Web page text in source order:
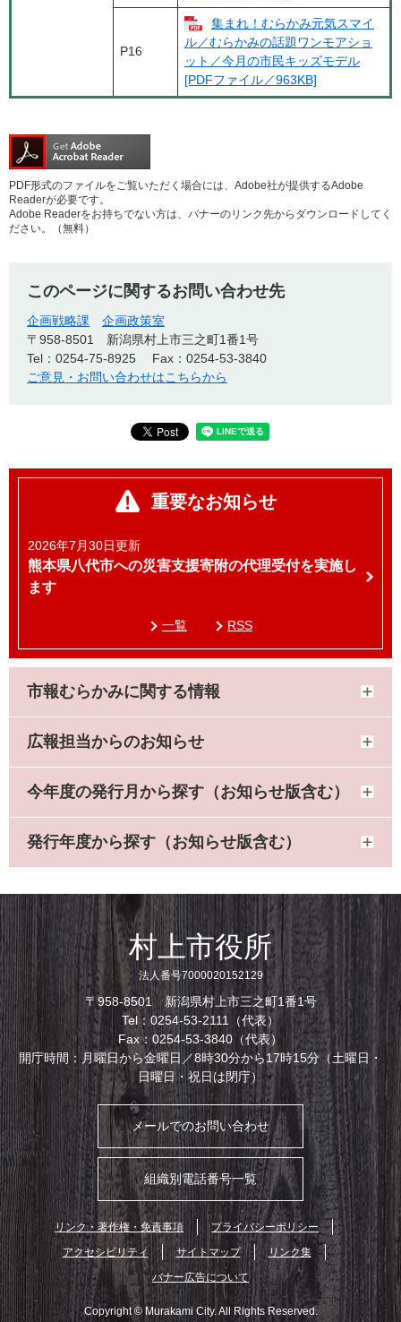
P16
集まれ！むらかみ元気スマイ
ル／むらかみの話題ワンモアショ
ット／今月の市民キッズモデル
[PDFファイル／963KB]
PDF形式のファイルをご覧いただく場合には、Adobe社が提供するAdobe
Readerが必要です。
Adobe Readerをお持ちでない方は、バナーのリンク先からダウンロードしてく
ださい。（無料）
このページに関するお問い合わせ先
企画戦略課
企画政策室
〒958-8501
新潟県村上市三之町1番1号
Tel：0254-75-8925
Fax：0254-53-3840
ご意見・お問い合わせはこちらから
重要なお知らせ
2026年7月30日更新
熊本県八代市への災害支援寄附の代理受付を実施し
ます
一覧 RSS
市報むらかみに関する情報
広報担当からのお知らせ
今年度の発行月から探す（お知らせ版含む）
発行年度から探す（お知らせ版含む）
村上市役所
法人番号7000020152129
〒958-8501 新潟県村上市三之町1番1号
Tel：0254-53-2111（代表）
Fax：0254-53-3840（代表）
開庁時間：月曜日から金曜日／8時30分から17時15分（土曜日・
日曜日・祝日は閉庁）
メールでのお問い合わせ
組織別電話番号一覧
リンク・著作権・免責事項
プライバシーポリシー
アクセシビリティ
サイトマップ
リンク集
バナー広告について
Copyright © Murakami City. All Rights Reserved.